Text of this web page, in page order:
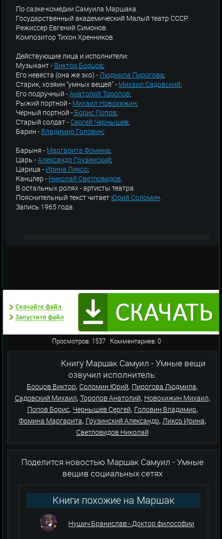
По сазке-комедии Самуила Маршака.
Государственный академический Малый театр СССР.
Режиссер Евгений Симонов.
Композитор Тихон Хренников.
Действующие лица и исполнители:
Музыкант - Виктор Борцов;
Его невеста (она же эхо) -Людмила Пирогова;
Старик, хозяин “умных вещей” - Михаил Садовский;
Его подручный -Анатолий Торопов;
Рыжий портной - Михаил Новохижин;
Черный портной - Борис Попов;
Старый солдат - Сергей Чернышев;
Барин - Владимир Головин;
Барыня - Маргарита Фомина;
Царь -Александр Грузинский;
Царица - Ирина Ликсо;
Канцлер - Николай Светловидов.
В остальных ролях - артисты театра.
Пояснительный текст читает Юрий Соломин.
Запись 1965 года.
Просмотров: 1537 Комментариев: 0
Книгу Маршак Самуил - Умные вещи
озвучил исполнитель:
Борцов Виктор, Соломин Юрий, Пирогова Людмила,
Садовский Михаил, Торопов Анатолий, Новохижин Михаил,
Попов Борис, Чернышев Сергей, Головин Владимир,
Фомина Маргарита, Грузинский Александр, Ликсо Ирина,
Светловидов Николай
Поделится новостью Маршак Самуил - Умные
вещив социальных сетях
Книги похожие на Маршак
Нушич Бранислав - Доктор философии